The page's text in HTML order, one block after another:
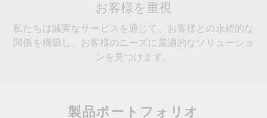
お客様を重視
私たちは誠実なサービスを通じて、お客様との永続的な
関係を構築し、お客様のニーズに最適的なソリューショ
ンを見つけます。
製品ポートフォリオ